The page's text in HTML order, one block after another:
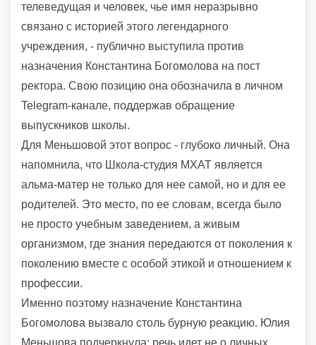
телеведущая и человек, чье имя неразрывно
связано с историей этого легендарного
учреждения, - публично выступила против
назначения Константина Богомолова на пост
ректора. Свою позицию она обозначила в личном
Telegram-канале, поддержав обращение
выпускников школы.
Для Меньшовой этот вопрос - глубоко личный. Она
напомнила, что Школа-студия МХАТ является
альма-матер не только для нее самой, но и для ее
родителей. Это место, по ее словам, всегда было
не просто учебным заведением, а живым
организмом, где знания передаются от поколения к
поколению вместе с особой этикой и отношением к
профессии.
Именно поэтому назначение Константина
Богомолова вызвало столь бурную реакцию. Юлия